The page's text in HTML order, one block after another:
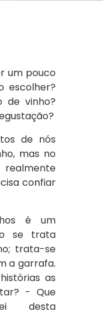
um pouco
escolher?
de vinho?
de nós
mas no
confiar
é um
se trata
trata-se
a garrafa.
as
- Que
desta